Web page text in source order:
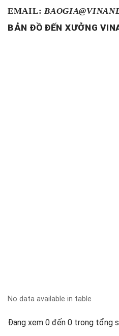
EMAIL:
BẢN ĐỒ ĐẾN XƯỞNG
No data available in table
Đang xem 0 đến 0 trong tổng